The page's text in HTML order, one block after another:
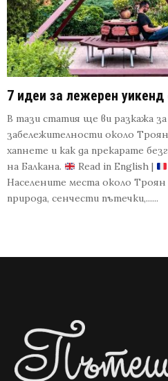
7 идеи за лежерен уикенд
В тази статия ще ви разкажа
забележителности около
хапнете и как да прекарате
на Балкана.
Read in English |
Населените места около Троян
природа, сенчести пътечки,......